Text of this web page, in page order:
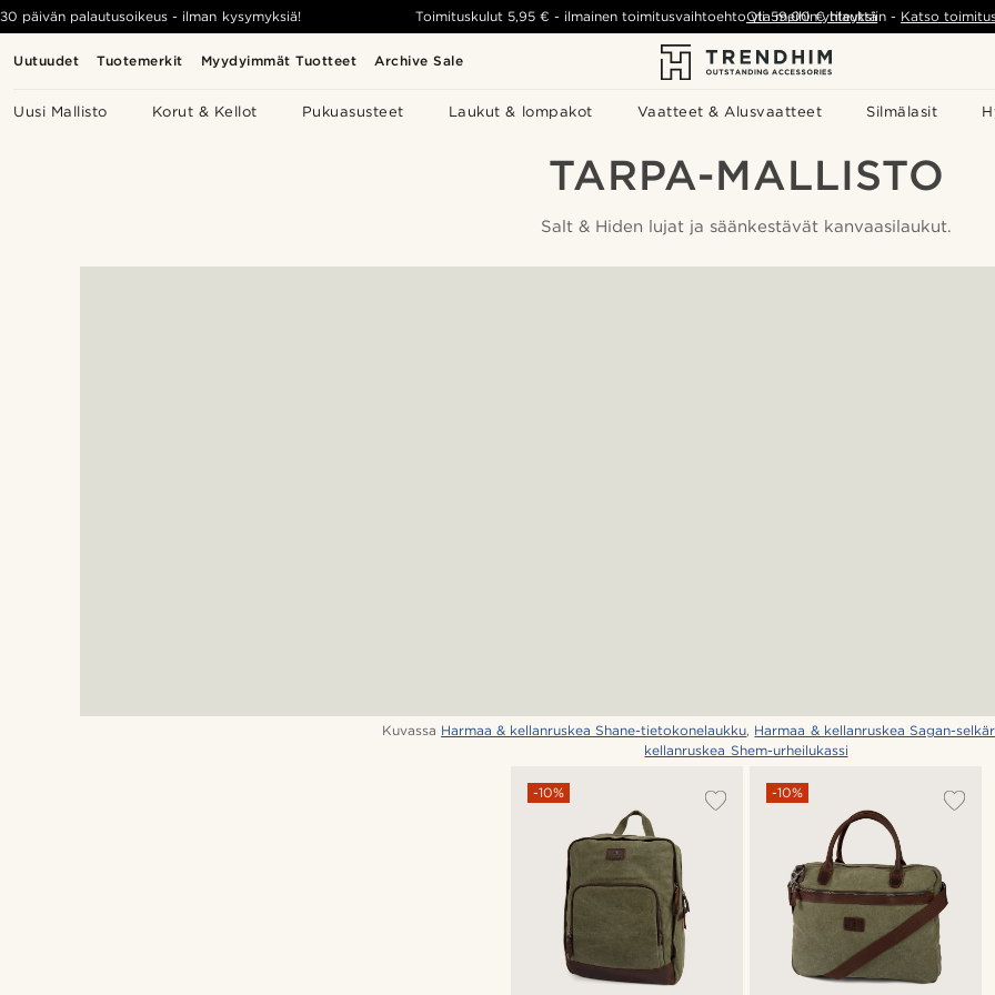
Uutuudet Tuotemerkit Myydyimmät Tuotteet Archive Sale
Uusi Mallisto Korut & Kellot Pukuasusteet Laukut & lompakot Vaatteet & Alusvaatteet Silmälasit
30 päivän palautusoikeus - ilman kysymyksiä! Toimituskulut 5,95 € - ilmainen toimitusvaihtoehto yli 59,00 €tilauksiin - Katso
Ota meihin yhteyttä
TARPA-MALLISTO
Salt & Hiden lujat ja säänkestävät kanvaasilaukut.
Kuvassa Harmaa & kellanruskea Shane-tietokonelaukku, Harmaa & kellanruskea Sagan-
kellanruskea Shem-urheilukassi
-10% -10%